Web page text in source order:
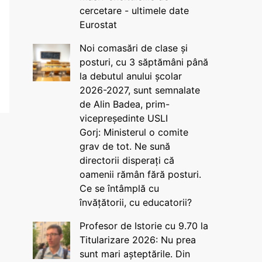
cercetare - ultimele date
Eurostat
Noi comasări de clase și
posturi, cu 3 săptămâni până
la debutul anului școlar
2026-2027, sunt semnalate
de Alin Badea, prim-
vicepreședinte USLI
Gorj: Ministerul o comite
grav de tot. Ne sună
directorii disperați că
oamenii rămân fără posturi.
Ce se întâmplă cu
învățătorii, cu educatorii?
Profesor de Istorie cu 9.70 la
Titularizare 2026: Nu prea
sunt mari așteptările. Din